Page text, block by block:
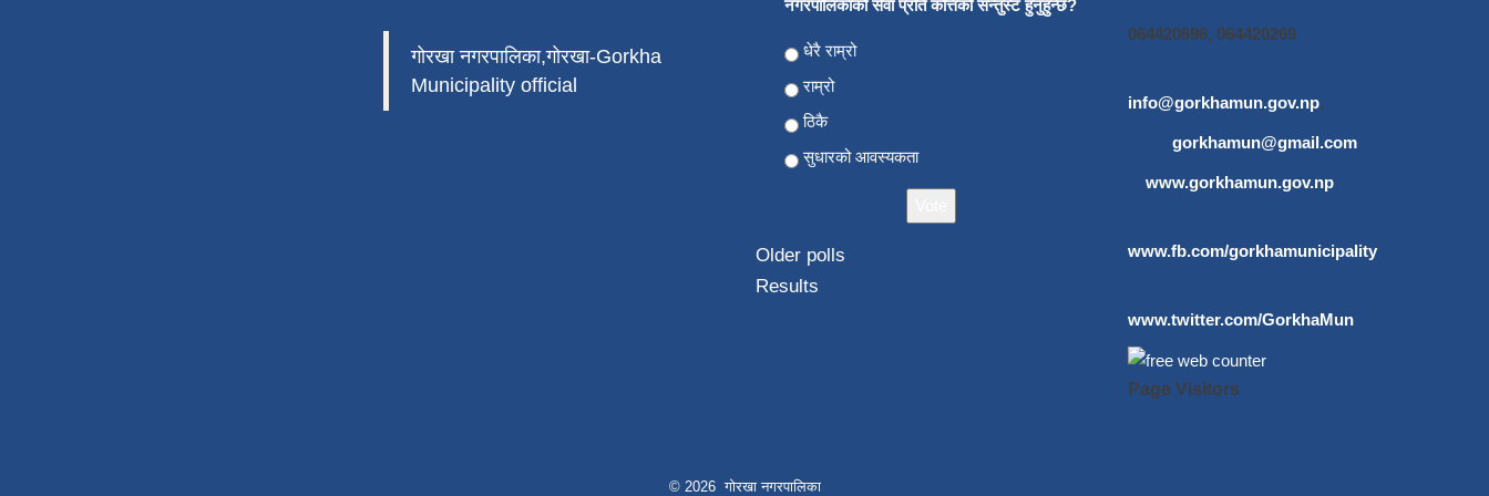
गोरखा नगरपालिका,गोरखा-Gorkha
Municipality official
नगरपालिकाको सेवा प्रति कत्तिको सन्तुस्ट हुनुहुन्छ?
Choices
धेरै राम्रो
राम्रो
ठिकै
सुधारको आवस्यकता
Older polls
Results
064420696, 064420269
info@gorkhamun.gov.np,
gorkhamun@gmail.com
www.gorkhamun.gov.np
www.fb.com/gorkhamunicipality
www.twitter.com/GorkhaMun
Page Visitors
© 2026 गोरखा नगरपालिका